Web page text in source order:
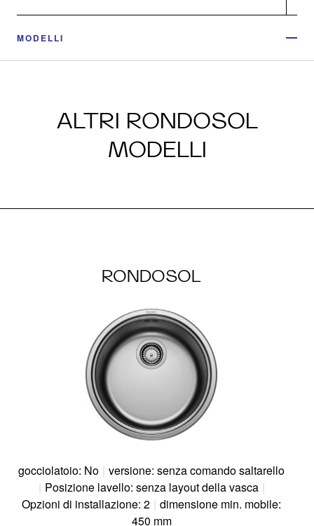
MODELLI
ALTRI RONDOSOL
MODELLI
RONDOSOL
gocciolatoio: No | versione: senza comando saltarello
| Posizione lavello: senza layout della vasca |
Opzioni di installazione: 2 | dimensione min. mobile:
450 mm